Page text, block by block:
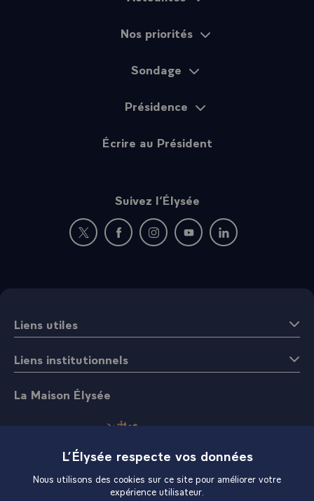
Nos priorités
Sondage
Présidence
Écrire au Président
Suivez l’Élysée
Nouvelle fenêtre : rejoignez-nous sur Twitter
Nouvelle fenêtre : rejoignez-nous sur
Nouvelle fenêtre : rejoignez-nous
Nouvelle fenêtre :
Nouvelle fenêtre :
Liens utiles
Liens institutionnels
La Maison Élysée
L’Élysée respecte vos données
Nous utilisons des cookies sur ce site pour améliorer votre
expérience utilisateur.